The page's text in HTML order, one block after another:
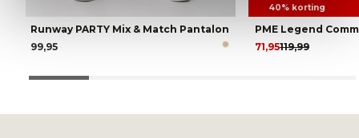
Runway PARTY Mix & Match Pantalon
99,95
40% korting
PME Legend
119,99
71,95